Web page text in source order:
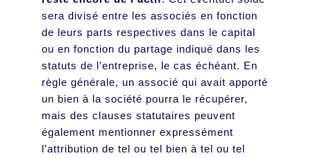
sera divisé entre les associés en fonction
de leurs parts respectives dans le capital
ou en fonction du partage indiqué dans les
statuts de l’entreprise, le cas échéant. En
règle générale, un associé qui avait apporté
un bien à la société pourra le récupérer,
mais des clauses statutaires peuvent
également mentionner expressément
l’attribution de tel ou tel bien à tel ou tel